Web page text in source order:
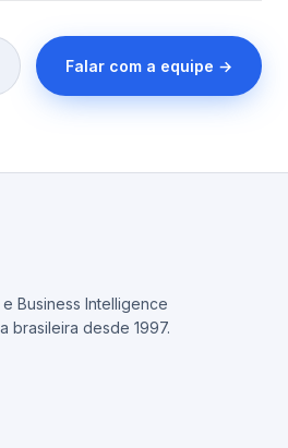
Falar com a equipe →
Business Intelligence
brasileira desde 1997.